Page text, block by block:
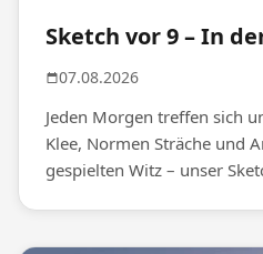
Sketch vor 9 – In
07.08.2026
Jeden Morgen treffen sich
Klee, Normen Sträche und
gespielten Witz – unser